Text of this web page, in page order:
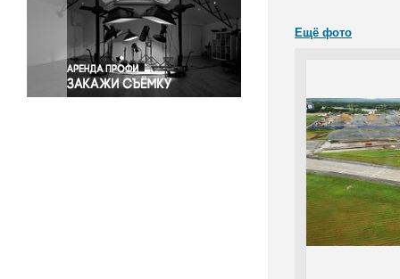
Спорт
Экология
Экономика и бизнес
Ещё фото